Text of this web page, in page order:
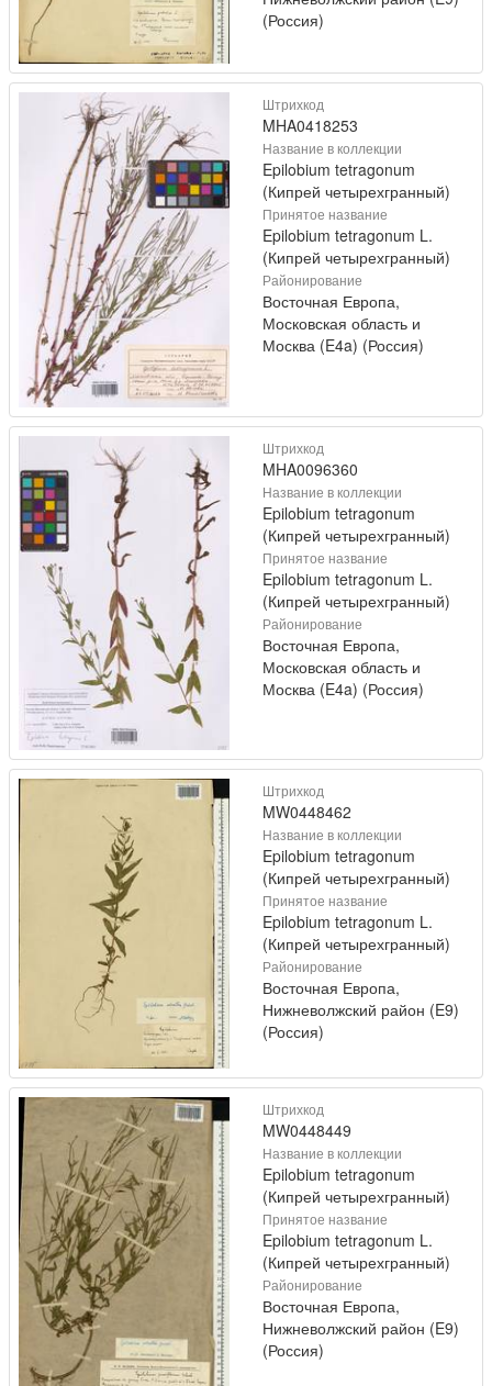
(Россия)
Штрихкод
MHA0418253
Название в коллекции
Epilobium tetragonum
(Кипрей четырехгранный)
Принятое название
Epilobium tetragonum L.
(Кипрей четырехгранный)
Районирование
Восточная Европа,
Московская область и
Москва (E4a) (Россия)
Штрихкод
MHA0096360
Название в коллекции
Epilobium tetragonum
(Кипрей четырехгранный)
Принятое название
Epilobium tetragonum L.
(Кипрей четырехгранный)
Районирование
Восточная Европа,
Московская область и
Москва (E4a) (Россия)
Штрихкод
MW0448462
Название в коллекции
Epilobium tetragonum
(Кипрей четырехгранный)
Принятое название
Epilobium tetragonum L.
(Кипрей четырехгранный)
Районирование
Восточная Европа,
Нижневолжский район (E9)
(Россия)
Штрихкод
MW0448449
Название в коллекции
Epilobium tetragonum
(Кипрей четырехгранный)
Принятое название
Epilobium tetragonum L.
(Кипрей четырехгранный)
Районирование
Восточная Европа,
Нижневолжский район (E9)
(Россия)